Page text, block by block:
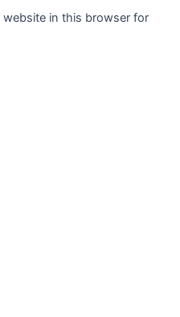
website in this browser for